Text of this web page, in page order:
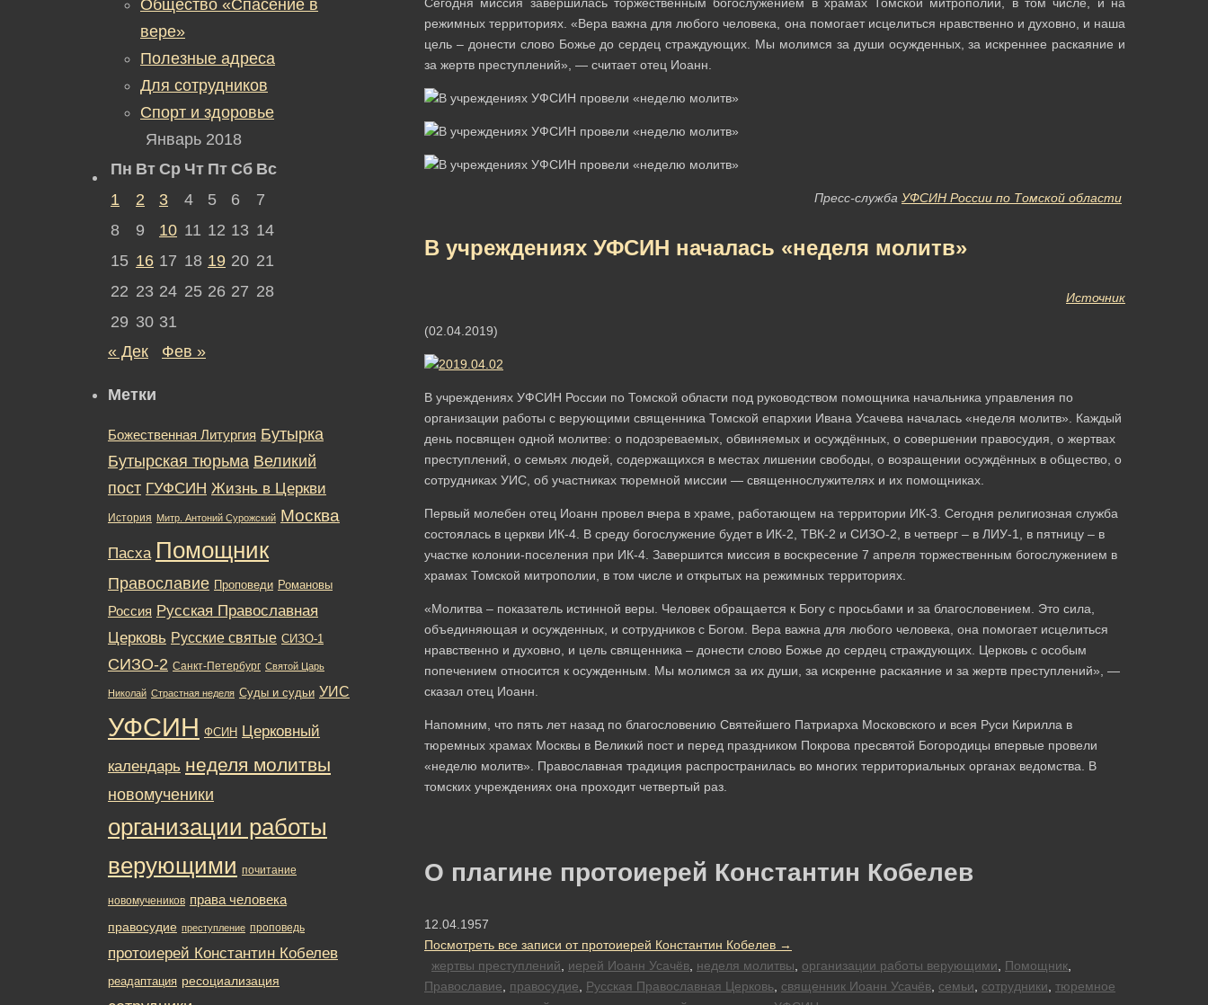
режимных территориях. «Вера важна для любого человека, она помогает исцелиться нравственно и духовно, и наша
цель – донести слово Божье до сердец страждующих. Мы молимся за души осужденных, за искреннее раскаяние и
за жертв преступлений», — считает отец Иоанн.
Пресс-служба УФСИН России по Томской области
В учреждениях УФСИН началась «неделя молитв»
Источник
(02.04.2019)
В учреждениях УФСИН России по Томской области под руководством помощника начальника управления по
организации работы с верующими священника Томской епархии Ивана Усачева началась «неделя молитв». Каждый
день посвящен одной молитве: о подозреваемых, обвиняемых и осуждённых, о совершении правосудия, о жертвах
преступлений, о семьях людей, содержащихся в местах лишении свободы, о возращении осуждённых в общество, о
сотрудниках УИС, об участниках тюремной миссии — священнослужителях и их помощниках.
Первый молебен отец Иоанн провел вчера в храме, работающем на территории ИК-3. Сегодня религиозная служба
состоялась в церкви ИК-4. В среду богослужение будет в ИК-2, ТВК-2 и СИЗО-2, в четверг – в ЛИУ-1, в пятницу – в
участке колонии-поселения при ИК-4. Завершится миссия в воскресение 7 апреля торжественным богослужением в
храмах Томской митрополии, в том числе и открытых на режимных территориях.
«Молитва – показатель истинной веры. Человек обращается к Богу с просьбами и за благословением. Это сила,
объединяющая и осужденных, и сотрудников с Богом. Вера важна для любого человека, она помогает исцелиться
нравственно и духовно, и цель священника – донести слово Божье до сердец страждующих. Церковь с особым
попечением относится к осужденным. Мы молимся за их души, за искренне раскаяние и за жертв преступлений», —
сказал отец Иоанн.
Напомним, что пять лет назад по благословению Святейшего Патриарха Московского и всея Руси Кирилла в
тюремных храмах Москвы в Великий пост и перед праздником Покрова пресвятой Богородицы впервые провели
«неделю молитв». Православная традиция распространилась во многих территориальных органах ведомства. В
томских учреждениях она проходит четвертый раз.
О плагине протоиерей Константин Кобелев
12.04.1957
Посмотреть все записи от протоиерей Константин Кобелев →
жертвы преступлений, иерей Иоанн Усачёв, неделя молитвы, организации работы верующими, Помощник,
Православие, правосудие, Русская Православная Церковь, священник Иоанн Усачёв, семьи, сотрудники, тюремное
Общество «Спасение в
вере»
Полезные адреса
Для сотрудников
Спорт и здоровье
Январь 2018
Пн Вт Ср Чт Пт Сб Вс
1
2 3 4 5 6
7
8
9 10 11 12 13 14
15 16 17 18 19 20 21
22 23 24 25 26 27 28
29 30 31
« Дек
Фев »
Метки
Божественная Литургия Бутырка
Бутырская тюрьма Великий
пост ГУФСИН Жизнь в Церкви
История Митр. Антоний Сурожский Москва
Пасха Помощник
Православие Проповеди Романовы
Россия Русская Православная
Церковь Русские святые СИЗО-1
СИЗО-2 Санкт-Петербург Святой Царь
Николай Страстная неделя Суды и судьи УИС
УФСИН ФСИН Церковный
календарь неделя молитвы
новомученики
организации работы
верующими почитание
новомучеников права человека
правосудие преступление проповедь
протоиерей Константин Кобелев
реадаптация ресоциализация